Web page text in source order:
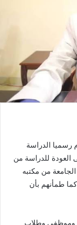
رسميا الدراسة
العودة للدراسة من
من مكتبه
طمأنهم بأن
وموظفي وطلاب